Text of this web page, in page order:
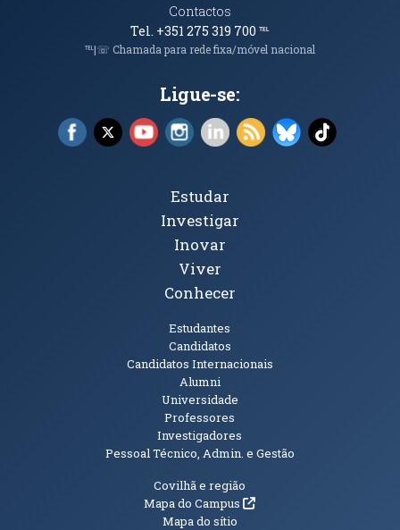
Contactos
Tel. +351 275 319 700℡
℡|☏ Chamada para rede fixa/móvel nacional
Ligue-se:
Facebook (abre em nova janela)
X (abre em nova janela)
YouTube (abre em nova janela)
Instagram (abre em nova janela)
LinkedIn (abre em nova
RSS (abre em nova
Bluesky (abre
TikTok
Tópicos Principais
Estudar
Investigar
Inovar
Viver
Conhecer
Estudantes
Candidatos
Candidatos Internacionais
Alumni
Universidade
Professores
Investigadores
Pessoal Técnico, Admin. e Gestão
Informações Adicionais
Covilhã e região
Mapa do Campus(abre em nova janela)
Mapa do sítio